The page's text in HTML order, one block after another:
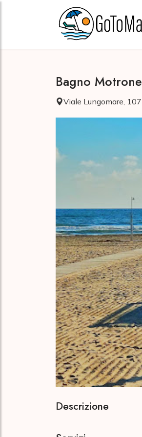
Bagno Motrone
Viale Lungomare, 107
Descrizione